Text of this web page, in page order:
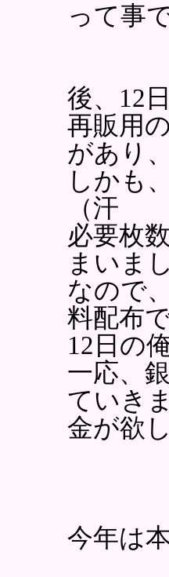
って事
後、12
再販用
があり
しかも
（汗
必要枚
まいま
なので
料配布
12日の
一応、
ていき
金が欲
今年は